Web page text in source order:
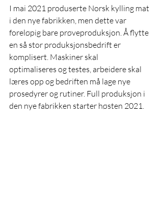
I mai 2021 produserte Norsk kylling mat
i den nye fabrikken, men dette var
foreløpig bare prøveproduksjon. Å flytte
en så stor produksjonsbedrift er
komplisert. Maskiner skal
optimaliseres og testes, arbeidere skal
læres opp og bedriften må lage nye
prosedyrer og rutiner. Full produksjon i
den nye fabrikken starter høsten 2021.